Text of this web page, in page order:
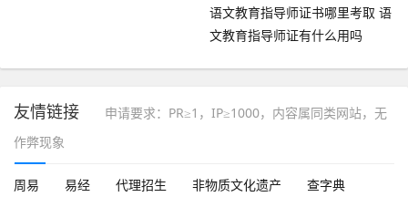
语文教育指导师证书哪里考取 语
文教育指导师证有什么用吗
友情链接
申请要求：PR≥1，IP≥1000，内容属同类网站，无
作弊现象
周易 易经 代理招生 非物质文化遗产
查字典